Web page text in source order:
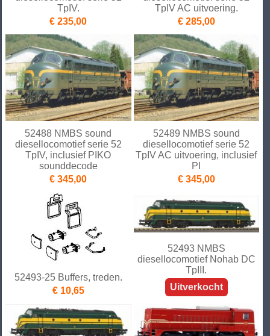
TpIV.
€ 235,00
TpIV AC uitvoering.
€ 285,00
52488 NMBS sound
diesellocomotief serie 52
TpIV, inclusief PIKO
sounddecode
€ 345,00
52489 NMBS sound
diesellocomotief serie 52
TpIV AC uitvoering, inclusief
PI
€ 345,00
52493-25 Buffers, treden.
€ 10,65
52493 NMBS
diesellocomotief Nohab DC
TpIII.
Uitverkocht